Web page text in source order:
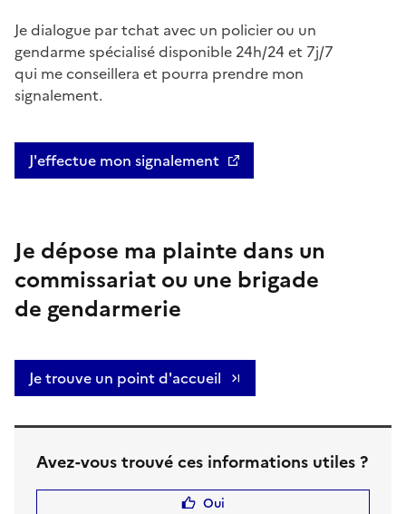
Je dialogue par tchat avec un policier ou un
gendarme spécialisé disponible 24h/24 et 7j/7
qui me conseillera et pourra prendre mon
signalement.
J'effectue mon signalement
Je dépose ma plainte dans un
commissariat ou une brigade
de gendarmerie
Je trouve un point d'accueil
Avez-vous trouvé ces informations utiles ?
Oui